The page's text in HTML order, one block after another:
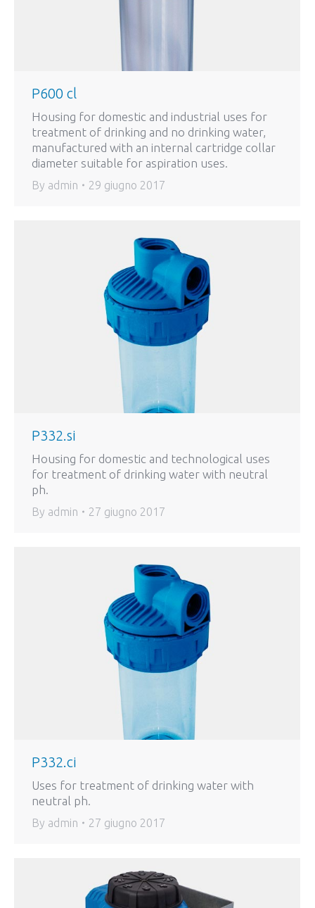
P600 cl
Housing for domestic and industrial uses for
treatment of drinking and no drinking water,
manufactured with an internal cartridge collar
diameter suitable for aspiration uses.
By admin 29 giugno 2017
P332.si
Housing for domestic and technological uses
for treatment of drinking water with neutral
ph.
By admin 27 giugno 2017
P332.ci
Uses for treatment of drinking water with
neutral ph.
By admin 27 giugno 2017